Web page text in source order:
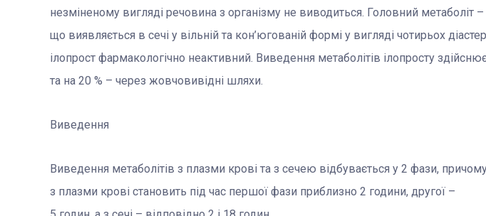
незміненому вигляді речовина з організму не виводиться. Головний метаболіт –
що виявляється в сечі у вільній та кон’югованій формі у вигляді чотирьох
ілопрост фармакологічно неактивний. Виведення метаболітів ілопросту
та на 20 % – через жовчовивідні шляхи.
Виведення
Виведення метаболітів з плазми крові та з сечею відбувається у 2 фази,
з плазми крові становить під час першої фази приблизно 2 години, другої –